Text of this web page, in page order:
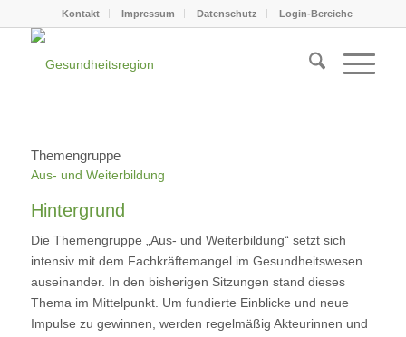
Kontakt Impressum Datenschutz Login-Bereiche
Themengruppe
Aus- und Weiterbildung
Hintergrund
Die Themengruppe „Aus- und Weiterbildung“ setzt sich
intensiv mit dem Fachkräftemangel im Gesundheitswesen
auseinander. In den bisherigen Sitzungen stand dieses
Thema im Mittelpunkt. Um fundierte Einblicke und neue
Impulse zu gewinnen, werden regelmäßig Akteurinnen und